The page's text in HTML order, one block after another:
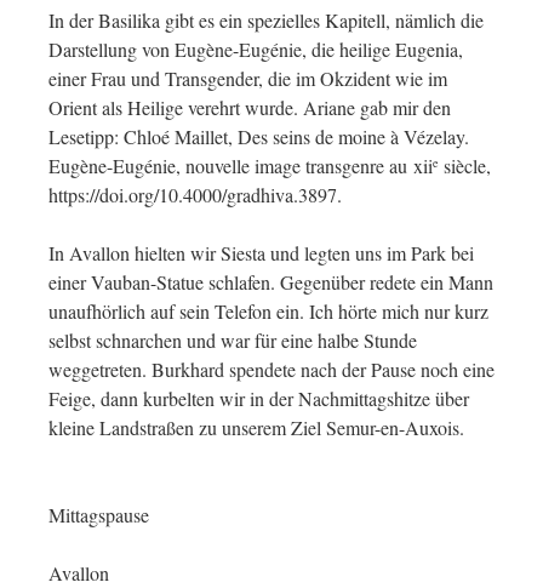
In der Basilika gibt es ein spezielles Kapitell, nämlich die
Darstellung von Eugène-Eugénie, die heilige Eugenia,
einer Frau und Transgender, die im Okzident wie im
Orient als Heilige verehrt wurde. Ariane gab mir den
Lesetipp: Chloé Maillet, Des seins de moine à Vézelay.
Eugène-Eugénie, nouvelle image transgenre au xiie siècle,
https://doi.org/10.4000/gradhiva.3897.
In Avallon hielten wir Siesta und legten uns im Park bei
einer Vauban-Statue schlafen. Gegenüber redete ein Mann
unaufhörlich auf sein Telefon ein. Ich hörte mich nur kurz
selbst schnarchen und war für eine halbe Stunde
weggetreten. Burkhard spendete nach der Pause noch eine
Feige, dann kurbelten wir in der Nachmittagshitze über
kleine Landstraßen zu unserem Ziel Semur-en-Auxois.
Mittagspause
Avallon